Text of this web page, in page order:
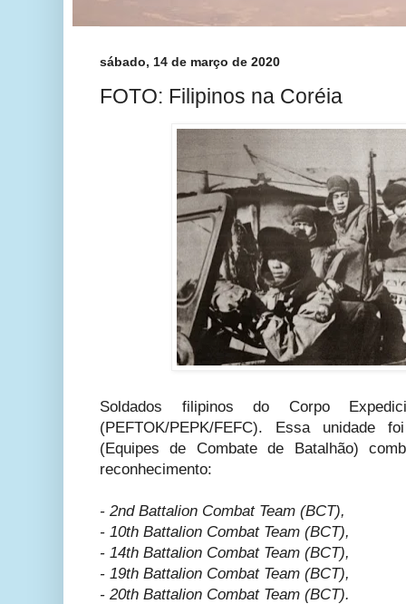
sábado, 14 de março de 2020
FOTO: Filipinos na Coréia
Soldados filipinos do Corpo
(PEFTOK/PEPK/FEFC). Essa unidade
(Equipes de Combate de Batalhão)
reconhecimento:
- 2nd Battalion Combat Team (BCT),
- 10th Battalion Combat Team (BCT),
- 14th Battalion Combat Team (BCT),
- 19th Battalion Combat Team (BCT),
- 20th Battalion Combat Team (BCT).